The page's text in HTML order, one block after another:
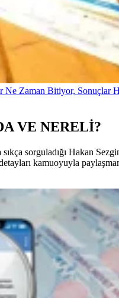
Zaman Bitiyor, Sonuçlar
VE NERELİ?
sıkça sorguladığı Hakan
kamuoyuyla